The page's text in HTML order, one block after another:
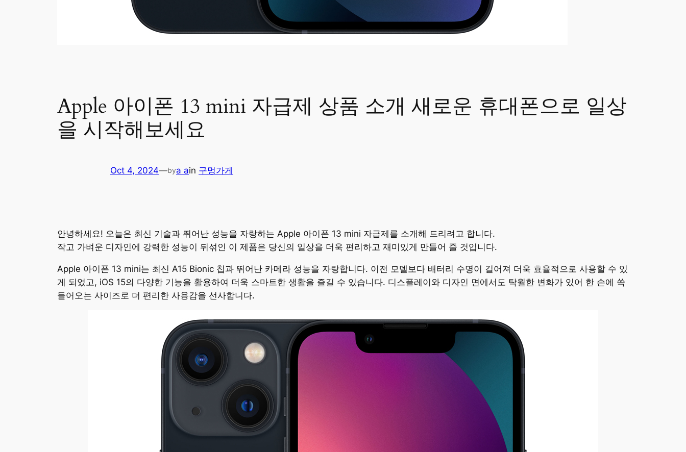
Apple 아이폰 13 mini 자급제 상품 소개 새로운 휴대폰으로 일상
을 시작해보세요
Oct 4, 2024—bya ain 구멍가게
안녕하세요! 오늘은 최신 기술과 뛰어난 성능을 자랑하는 Apple 아이폰 13 mini 자급제를 소개해 드리려고 합니다.
작고 가벼운 디자인에 강력한 성능이 뒤섞인 이 제품은 당신의 일상을 더욱 편리하고 재미있게 만들어 줄 것입니다.
Apple 아이폰 13 mini는 최신 A15 Bionic 칩과 뛰어난 카메라 성능을 자랑합니다. 이전 모델보다 배터리 수명이 길어져 더욱 효율적으로 사용할 수 있
게 되었고, iOS 15의 다양한 기능을 활용하여 더욱 스마트한 생활을 즐길 수 있습니다. 디스플레이와 디자인 면에서도 탁월한 변화가 있어 한 손에 쏙
들어오는 사이즈로 더 편리한 사용감을 선사합니다.